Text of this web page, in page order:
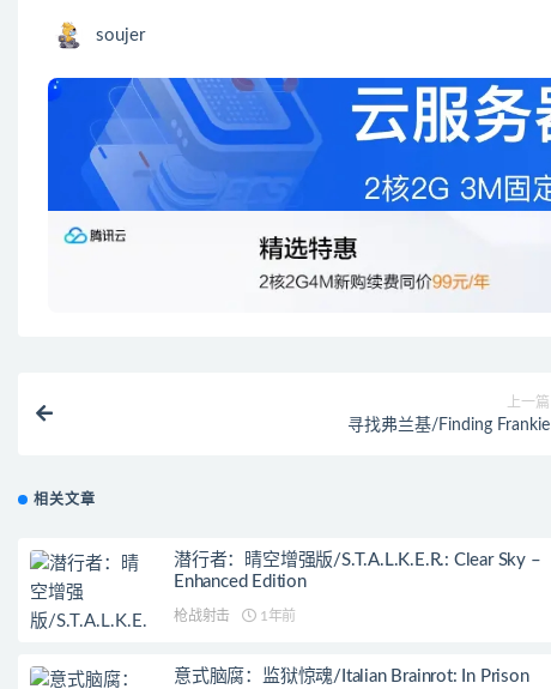
soujer
上一篇
寻找弗兰基/Finding Frankie
相关文章
潜行者：晴空增强版/S.T.A.L.K.E.R.: Clear Sky –
Enhanced Edition
枪战射击 1年前
意式脑腐：监狱惊魂/Italian Brainrot: In Prison